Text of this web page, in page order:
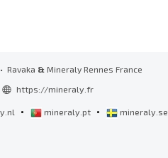
• Ravaka & Mineraly Rennes France
https://mineraly.fr
• mineraly.pt • mineraly.se